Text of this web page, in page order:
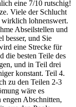
eine 7/10 rutschig!
Viele der Schlucht
lohnenswert.
Abseilstellen und
besser, und Sie
eine Strecke für
die besten Teile des
und in Teil drei
konstant. Teil 4.
zu den Teilen 2-3
wäre es
Abschnitten,